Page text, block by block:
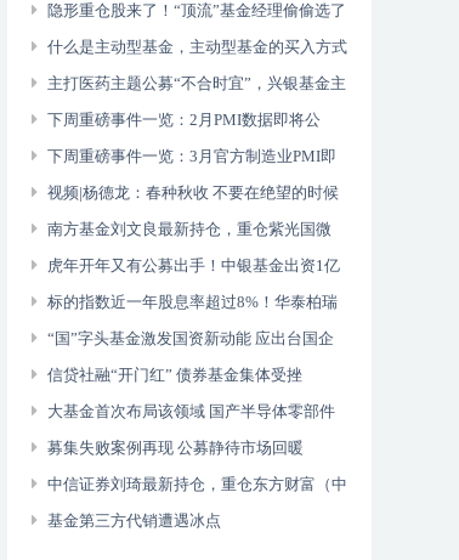
隐形重仓股来了！“顶流”基金经理偷偷选了
哪些公司？
什么是主动型基金，主动型基金的买入方式
主打医药主题公募“不合时宜”，兴银基金主
动权益投资“押宝”或选错人
下周重磅事件一览：2月PMI数据即将公
布；美国非农再度来袭；8只新股及36只新基
蓄势待
下周重磅事件一览：3月官方制造业PMI即
将公布；欧洲多国Markit制造业PMI终值来
袭，9只新股及18只新基蓄势发
视频|杨德龙：春种秋收 不要在绝望的时候
卖掉优质资产
南方基金刘文良最新持仓，重仓紫光国微
（附名单）
虎年开年又有公募出手！中银基金出资1亿
大手笔自购旗下基金
标的指数近一年股息率超过8%！华泰柏瑞
基金推出港股通红利ETF
“国”字头基金激发国资新动能 应出台国企
股权投资基金指引
信贷社融“开门红” 债券基金集体受挫
大基金首次布局该领域 国产半导体零部件
的春天来了吗？
募集失败案例再现 公募静待市场回暖
中信证券刘琦最新持仓，重仓东方财富（中
信证券红利价值一年持有混合型集……
基金第三方代销遭遇冰点